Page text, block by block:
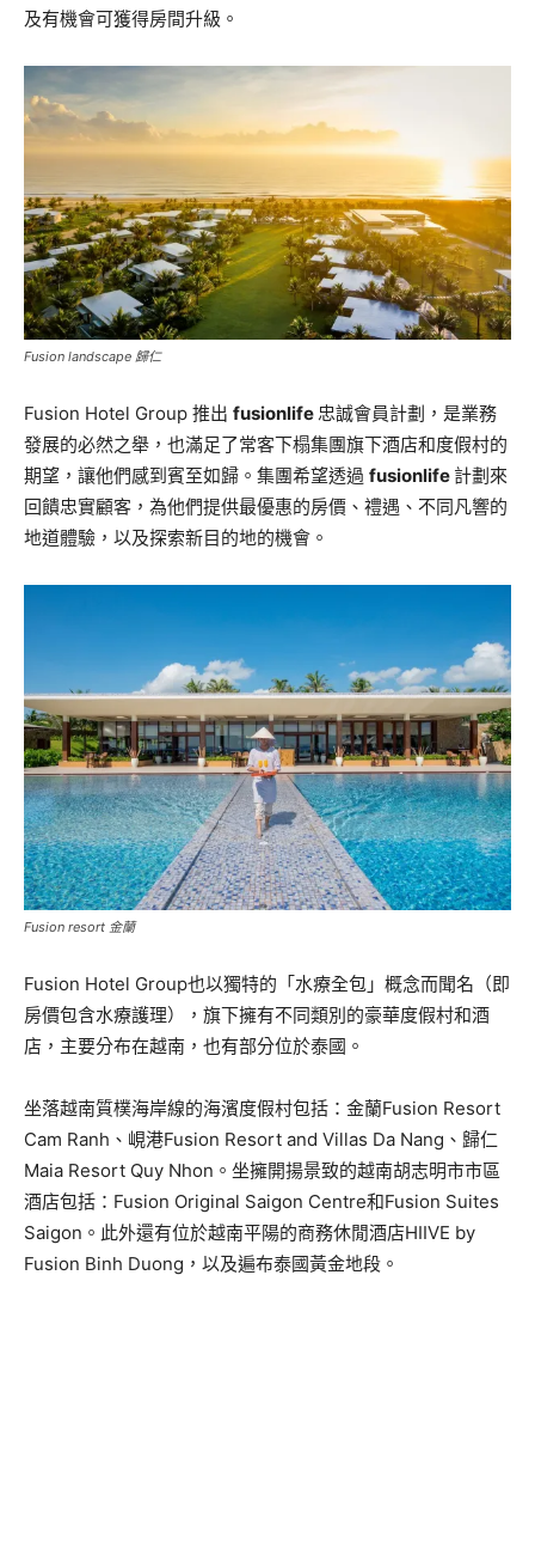
及有機會可獲得房間升級。
Fusion landscape 歸仁
Fusion Hotel Group 推出 fusionlife忠誠會員計劃，是業務
發展的必然之舉，也滿足了常客下榻集團旗下酒店和度假村的
期望，讓他們感到賓至如歸。集團希望透過 fusionlife 計劃來
回饋忠實顧客，為他們提供最優惠的房價、禮遇、不同凡響的
地道體驗，以及探索新目的地的機會。
Fusion resort 金蘭
Fusion Hotel Group也以獨特的「水療全包」概念而聞名（即
房價包含水療護理），旗下擁有不同類別的豪華度假村和酒
店，主要分布在越南，也有部分位於泰國。
坐落越南質樸海岸線的海濱度假村包括：金蘭Fusion Resort
Cam Ranh、峴港Fusion Resort and Villas Da Nang、歸仁
Maia Resort Quy Nhon。坐擁開揚景致的越南胡志明市市區
酒店包括：Fusion Original Saigon Centre和Fusion Suites
Saigon。此外還有位於越南平陽的商務休閒酒店HIIVE by
Fusion Binh Duong，以及遍布泰國黃金地段。